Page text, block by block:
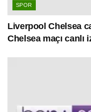
SPOR
Liverpool Chelsea
Chelsea maçı canlı